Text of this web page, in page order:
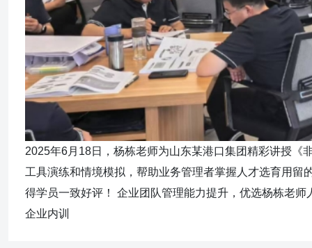
2025年6月18日，杨栋老师为山东某港口集团精彩讲授《
工具演练和情境模拟，帮助业务管理者掌握人才选育用
得学员一致好评！ 企业团队管理能力提升，优选杨栋老
企业内训